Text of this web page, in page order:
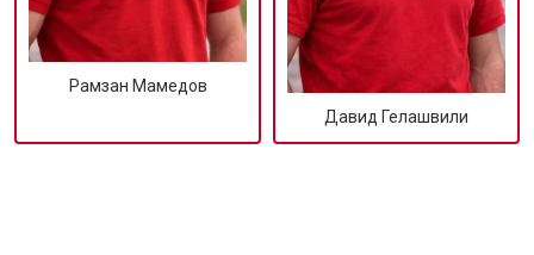
Рамзан Мамедов
Давид Гелашвили